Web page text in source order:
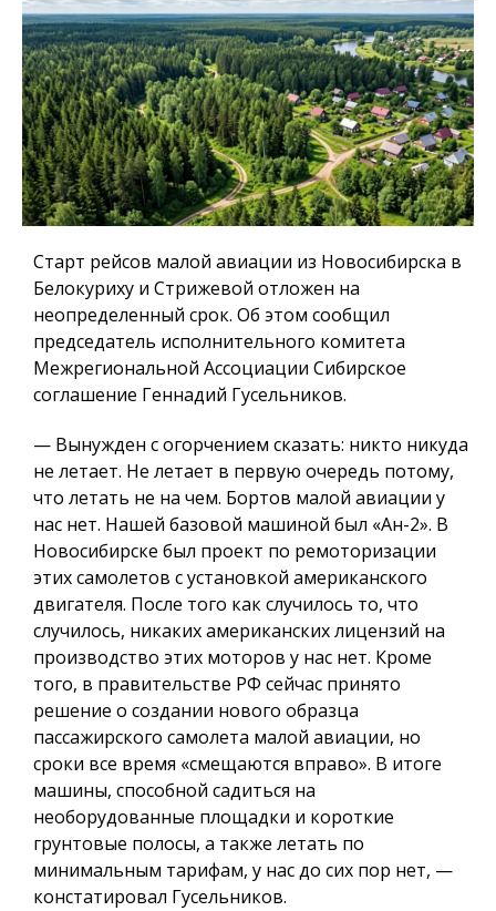
Старт рейсов малой авиации из Новосибирска в
Белокуриху и Стрижевой отложен на
неопределенный срок. Об этом сообщил
председатель исполнительного комитета
Межрегиональной Ассоциации Сибирское
соглашение Геннадий Гусельников.
— Вынужден с огорчением сказать: никто никуда
не летает. Не летает в первую очередь потому,
что летать не на чем. Бортов малой авиации у
нас нет. Нашей базовой машиной был «Ан-2». В
Новосибирске был проект по ремоторизации
этих самолетов с установкой американского
двигателя. После того как случилось то, что
случилось, никаких американских лицензий на
производство этих моторов у нас нет. Кроме
того, в правительстве РФ сейчас принято
решение о создании нового образца
пассажирского самолета малой авиации, но
сроки все время «смещаются вправо». В итоге
машины, способной садиться на
необорудованные площадки и короткие
грунтовые полосы, а также летать по
минимальным тарифам, у нас до сих пор нет, —
констатировал Гусельников.